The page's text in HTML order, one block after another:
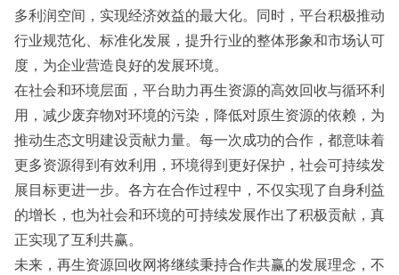
多利润空间，实现经济效益的最大化。同时，平台积极推动
行业规范化、标准化发展，提升行业的整体形象和市场认可
度，为企业营造良好的发展环境。
在社会和环境层面，平台助力再生资源的高效回收与循环利
用，减少废弃物对环境的污染，降低对原生资源的依赖，为
推动生态文明建设贡献力量。每一次成功的合作，都意味着
更多资源得到有效利用，环境得到更好保护，社会可持续发
展目标更进一步。各方在合作过程中，不仅实现了自身利益
的增长，也为社会和环境的可持续发展作出了积极贡献，真
正实现了互利共赢。
未来，再生资源回收网将继续秉持合作共赢的发展理念，不